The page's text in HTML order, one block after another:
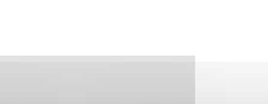
uplatniteľnými
oblastiam